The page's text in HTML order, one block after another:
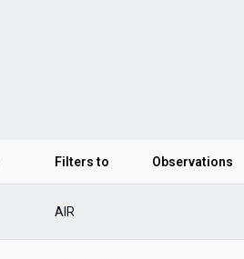
Filters to Observations
AIR